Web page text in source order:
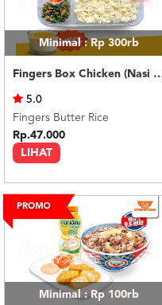
Minimal : Rp 300rb
Fingers Box Chicken (Nasi
LIHAT
5.0
Fingers Butter Rice
Rp.47.000
Minimal : Rp 100rb